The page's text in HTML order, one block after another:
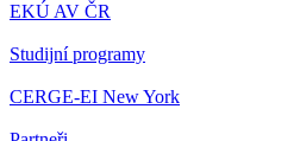
EKÚ AV ČR
Studijní programy
CERGE-EI New York